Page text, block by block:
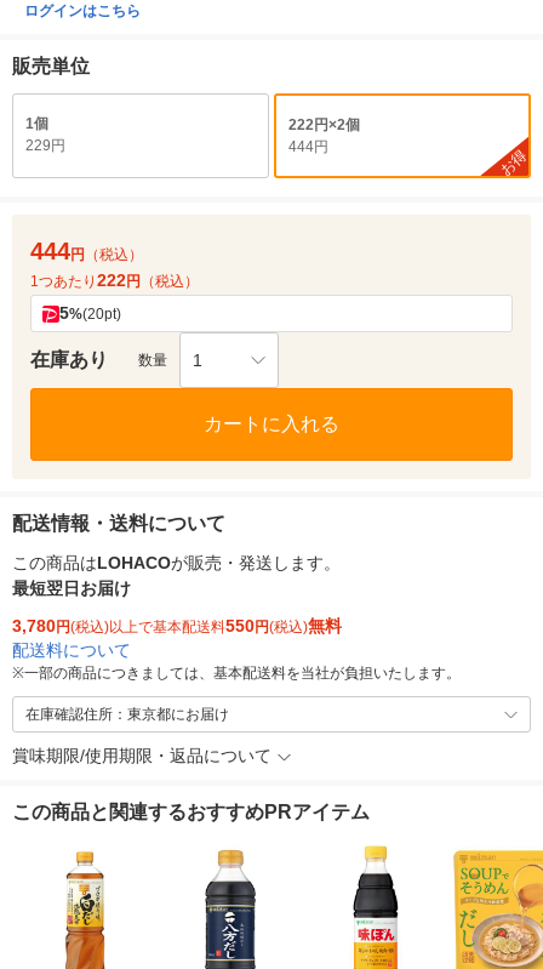
ログインはこちら
販売単位
1個
229円
222円×2個
444円
お得
444円
（税込）
1つあたり 222円 （税込）
5%(20pt)
在庫あり 数量 1
カートに入れる
配送情報・送料について
この商品はLOHACOが販売・発送します。
最短翌日お届け
3,780円(税込)以上で基本配送料550円(税込)無料
配送料について
※一部の商品につきましては、基本配送料を当社が負担いたします。
在庫確認住所：東京都にお届け
賞味期限/使用期限・返品について
この商品と関連するおすすめPRアイテム